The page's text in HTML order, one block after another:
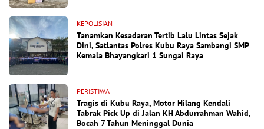
KEPOLISIAN
Tanamkan Kesadaran Tertib Lalu Lintas Sejak
Dini, Satlantas Polres Kubu Raya Sambangi SMP
Kemala Bhayangkari 1 Sungai Raya
PERISTIWA
Tragis di Kubu Raya, Motor Hilang Kendali
Tabrak Pick Up di Jalan KH Abdurrahman Wahid,
Bocah 7 Tahun Meninggal Dunia